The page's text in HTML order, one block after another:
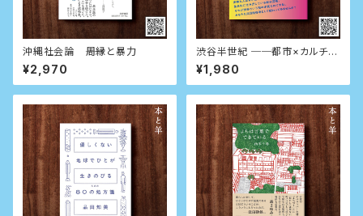
沖縄社会論 ――周縁と暴力
¥2,970
渋谷半世紀 ──都市×カルチャ
ー×未来
¥1,980